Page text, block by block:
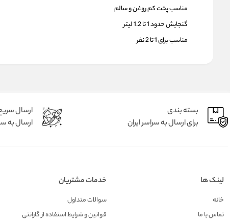
مناسب پخت کم روغن و سالم
گنجایش حدود 1 تا 1.2 لیتر
مناسب برای 1 تا 2 نفر
بسته بندی
برای ارسال به سراسر ایران
ارسال
ارسال به
لینک ها
خانه
تماس با ما
خدمات مشتریان
سوالات متداول
قوانین و شرایط استفاده از گارانتی